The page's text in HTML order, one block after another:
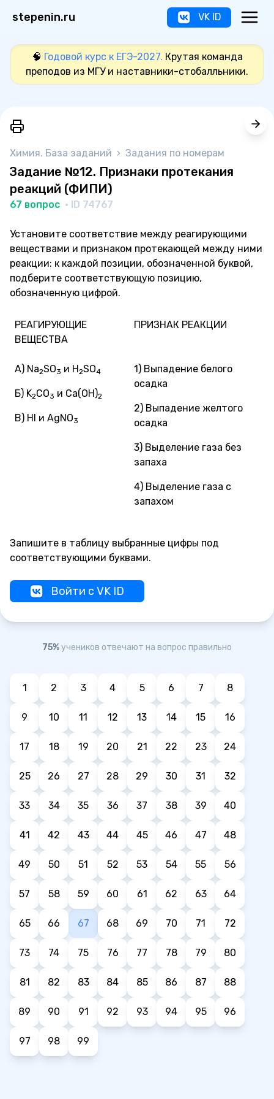
stepenin.ru VK ID
🧠 Годовой курс к ЕГЭ-2027. Крутая команда
преподов из МГУ и наставники-стобалльники.
Химия. База заданий › Задания по номерам
Задание №12. Признаки протекания
реакций (ФИПИ)
67 вопрос · ID 74767
Установите соответствие между реагирующими
веществами и признаком протекающей между ними
реакции: к каждой позиции, обозначенной буквой,
подберите соответствующую позицию,
обозначенную цифрой.
РЕАГИРУЮЩИЕ
ВЕЩЕСТВА
ПРИЗНАК РЕАКЦИИ
А) Na2SO3 и H2SO4
Б) K2CO3 и Ca(OH)2
В) HI и AgNO3
1) Выпадение белого
осадка
2) Выпадение желтого
осадка
3) Выделение газа без
запаха
4) Выделение газа с
запахом
Запишите в таблицу выбранные цифры под
соответствующими буквами.
Войти с VK ID
75%учеников отвечают на вопрос правильно
1 2 3 4 5 6 7 8
9 10 11 12 13 14 15 16
17 18 19 20 21 22 23 24
25 26 27 28 29 30 31 32
33 34 35 36 37 38 39 40
41 42 43 44 45 46 47 48
49 50 51 52 53 54 55 56
57 58 59 60 61 62 63 64
65 66 67 68 69 70 71 72
73 74 75 76 77 78 79 80
81 82 83 84 85 86 87 88
89 90 91 92 93 94 95 96
97 98 99